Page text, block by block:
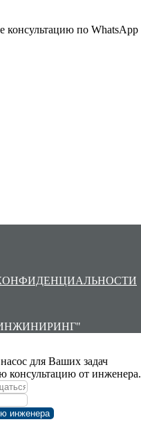
консультацию по WhatsApp
для Ваших задач
консультацию от инженера.
инженера